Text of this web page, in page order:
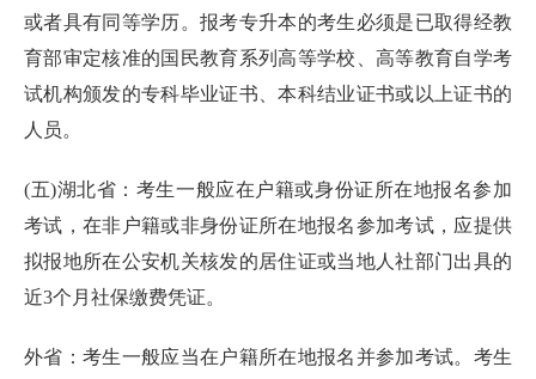
或者具有同等学历。报考专升本的考生必须是已取得经教
育部审定核准的国民教育系列高等学校、高等教育自学考
试机构颁发的专科毕业证书、本科结业证书或以上证书的
人员。
(五)湖北省：考生一般应在户籍或身份证所在地报名参加
考试，在非户籍或非身份证所在地报名参加考试，应提供
拟报地所在公安机关核发的居住证或当地人社部门出具的
近3个月社保缴费凭证。
外省：考生一般应当在户籍所在地报名并参加考试。考生